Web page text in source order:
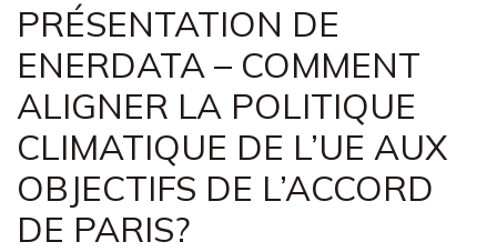
PRÉSENTATION DE
ENERDATA – COMMENT
ALIGNER LA POLITIQUE
CLIMATIQUE DE L’UE AUX
OBJECTIFS DE L’ACCORD
DE PARIS?